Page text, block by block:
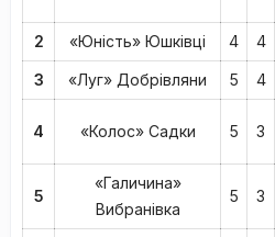
2 «Юність» Юшківці 4 4
3 «Луг» Добрівляни 5 4
4 «Колос» Садки 5 3
5
«Галичина»
Вибранівка
5 3